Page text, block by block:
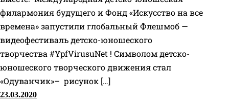
филармония будущего и Фонд «Искусство на все
времена» запустили глобальный Флешмоб —
видеофестиваль детско-юношеского
творчества #YpfVirusuNet ! Символом детско-
юношеского творческого движения стал
«Одуванчик»– рисунок […]
23.03.2020